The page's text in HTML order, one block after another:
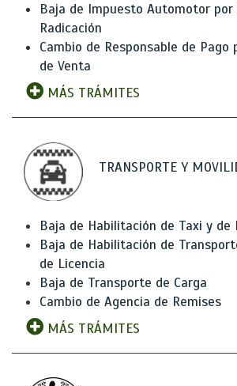
Baja de Impuesto Automotor por
Radicación
Cambio de Responsable de Pago
de Venta
MÁS TRÁMITES
TRANSPORTE Y
Baja de Habilitación de Taxi y de
Baja de Habilitación de
de Licencia
Baja de Transporte de Carga
Cambio de Agencia de Remises
MÁS TRÁMITES